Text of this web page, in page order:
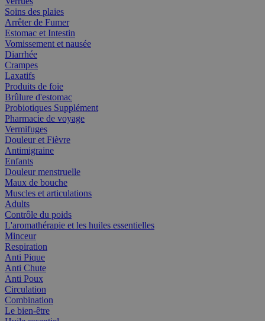
Soins des plaies
Arrêter de Fumer
Estomac et Intestin
Vomissement et nausée
Diarrhée
Crampes
Laxatifs
Produits de foie
Brûlure d'estomac
Probiotiques Supplément
Pharmacie de voyage
Vermifuges
Douleur et Fièvre
Antimigraine
Enfants
Douleur menstruelle
Maux de bouche
Muscles et articulations
Adults
Contrôle du poids
L'aromathérapie et les huiles essentielles
Minceur
Respiration
Anti Pique
Anti Chute
Anti Poux
Circulation
Combination
Le bien-être